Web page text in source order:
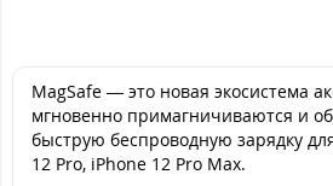
MagSafe — это новая экосистема
мгновенно примагничиваются и
быструю беспроводную зарядку
12 Pro, iPhone 12 Pro Max.